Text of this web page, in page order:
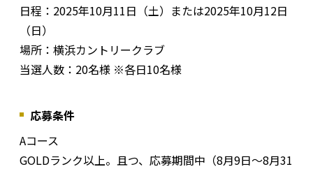
日程：2025年10月11日（土）または2025年10月12日
（日）
場所：横浜カントリークラブ
当選人数：20名様 ※各日10名様
応募条件
Aコース
GOLDランク以上。且つ、応募期間中（8月9日～8月31